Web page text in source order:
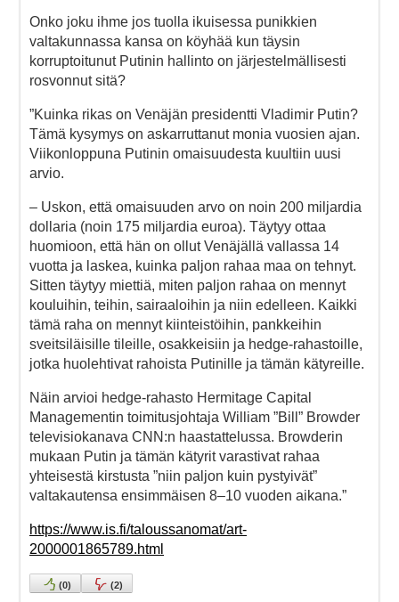
Onko joku ihme jos tuolla ikuisessa punikkien
valtakunnassa kansa on köyhää kun täysin
korruptoitunut Putinin hallinto on järjestelmällisesti
rosvonnut sitä?
”Kuinka rikas on Venäjän presidentti Vladimir Putin?
Tämä kysymys on askarruttanut monia vuosien ajan.
Viikonloppuna Putinin omaisuudesta kuultiin uusi
arvio.
– Uskon, että omaisuuden arvo on noin 200 miljardia
dollaria (noin 175 miljardia euroa). Täytyy ottaa
huomioon, että hän on ollut Venäjällä vallassa 14
vuotta ja laskea, kuinka paljon rahaa maa on tehnyt.
Sitten täytyy miettiä, miten paljon rahaa on mennyt
kouluihin, teihin, sairaaloihin ja niin edelleen. Kaikki
tämä raha on mennyt kiinteistöihin, pankkeihin
sveitsiläisille tileille, osakkeisiin ja hedge-rahastoille,
jotka huolehtivat rahoista Putinille ja tämän kätyreille.
Näin arvioi hedge-rahasto Hermitage Capital
Managementin toimitusjohtaja William ”Bill” Browder
televisiokanava CNN:n haastattelussa. Browderin
mukaan Putin ja tämän kätyrit varastivat rahaa
yhteisestä kirstusta ”niin paljon kuin pystyivät”
valtakautensa ensimmäisen 8–10 vuoden aikana.”
https://www.is.fi/taloussanomat/art-
2000001865789.html
(0) (2)